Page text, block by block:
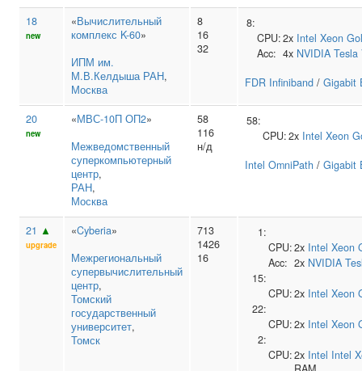
18
new
«Вычислительный
комплекс K-60»
ИПМ им.
М.В.Келдыша РАН,
Москва
8
16
32
8:
CPU:2x Intel Xeon
Acc: 4x NVIDIA Tesla
FDR Infiniband / Gigabit
20
new
«МВС-10П ОП2»
Межведомственный
суперкомпьютерный
центр,
РАН,
Москва
58
116
н/д
58:
CPU:2x Intel Xeon
Intel OmniPath / Gigabit
21 ▲
upgrade
«Cyberia»
Межрегиональный
супервычислительный
центр,
Томский
государственный
университет,
Томск
713
1426
16
1:
CPU:2x Intel Xeon
Acc: 2x NVIDIA
15:
CPU:2x Intel Xeon
22:
CPU:2x Intel Xeon
2:
CPU:2x Intel Intel